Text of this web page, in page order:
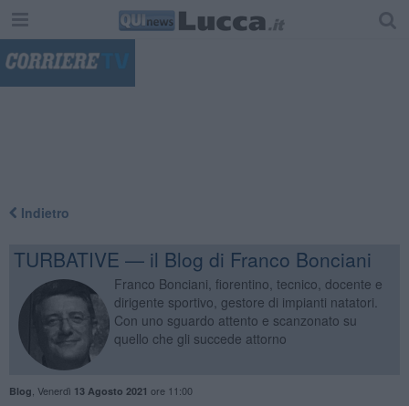
Indietro
TURBATIVE — il Blog di Franco Bonciani
Franco Bonciani, fiorentino, tecnico, docente e
dirigente sportivo, gestore di impianti natatori.
Con uno sguardo attento e scanzonato su
quello che gli succede attorno
Blog Venerdì 13 Agosto 2021 ore 11:00